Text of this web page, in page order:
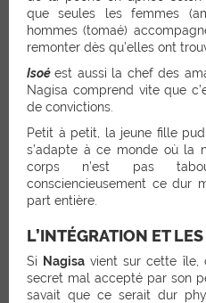
que seules les femmes
hommes (tomaé)
remonter dès qu’elles ont
Isoé est aussi la chef des
Nagisa comprend vite que
de convictions.
Petit à petit, la jeune fille
s’adapte à ce monde où la
corps n’est pas
consciencieusement ce dur
part entière.
L’INTÉGRATION ET
Si Nagisa vient sur cette île,
secret mal accepté par son
savait que ce serait dur